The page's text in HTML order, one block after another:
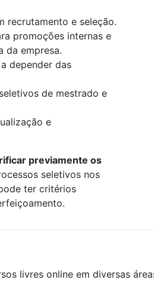
recrutamento e seleção.
promoções internas e
da empresa.
depender das
de mestrado e
e
previamente os
seletivos nos
ter critérios
livres online em diversas